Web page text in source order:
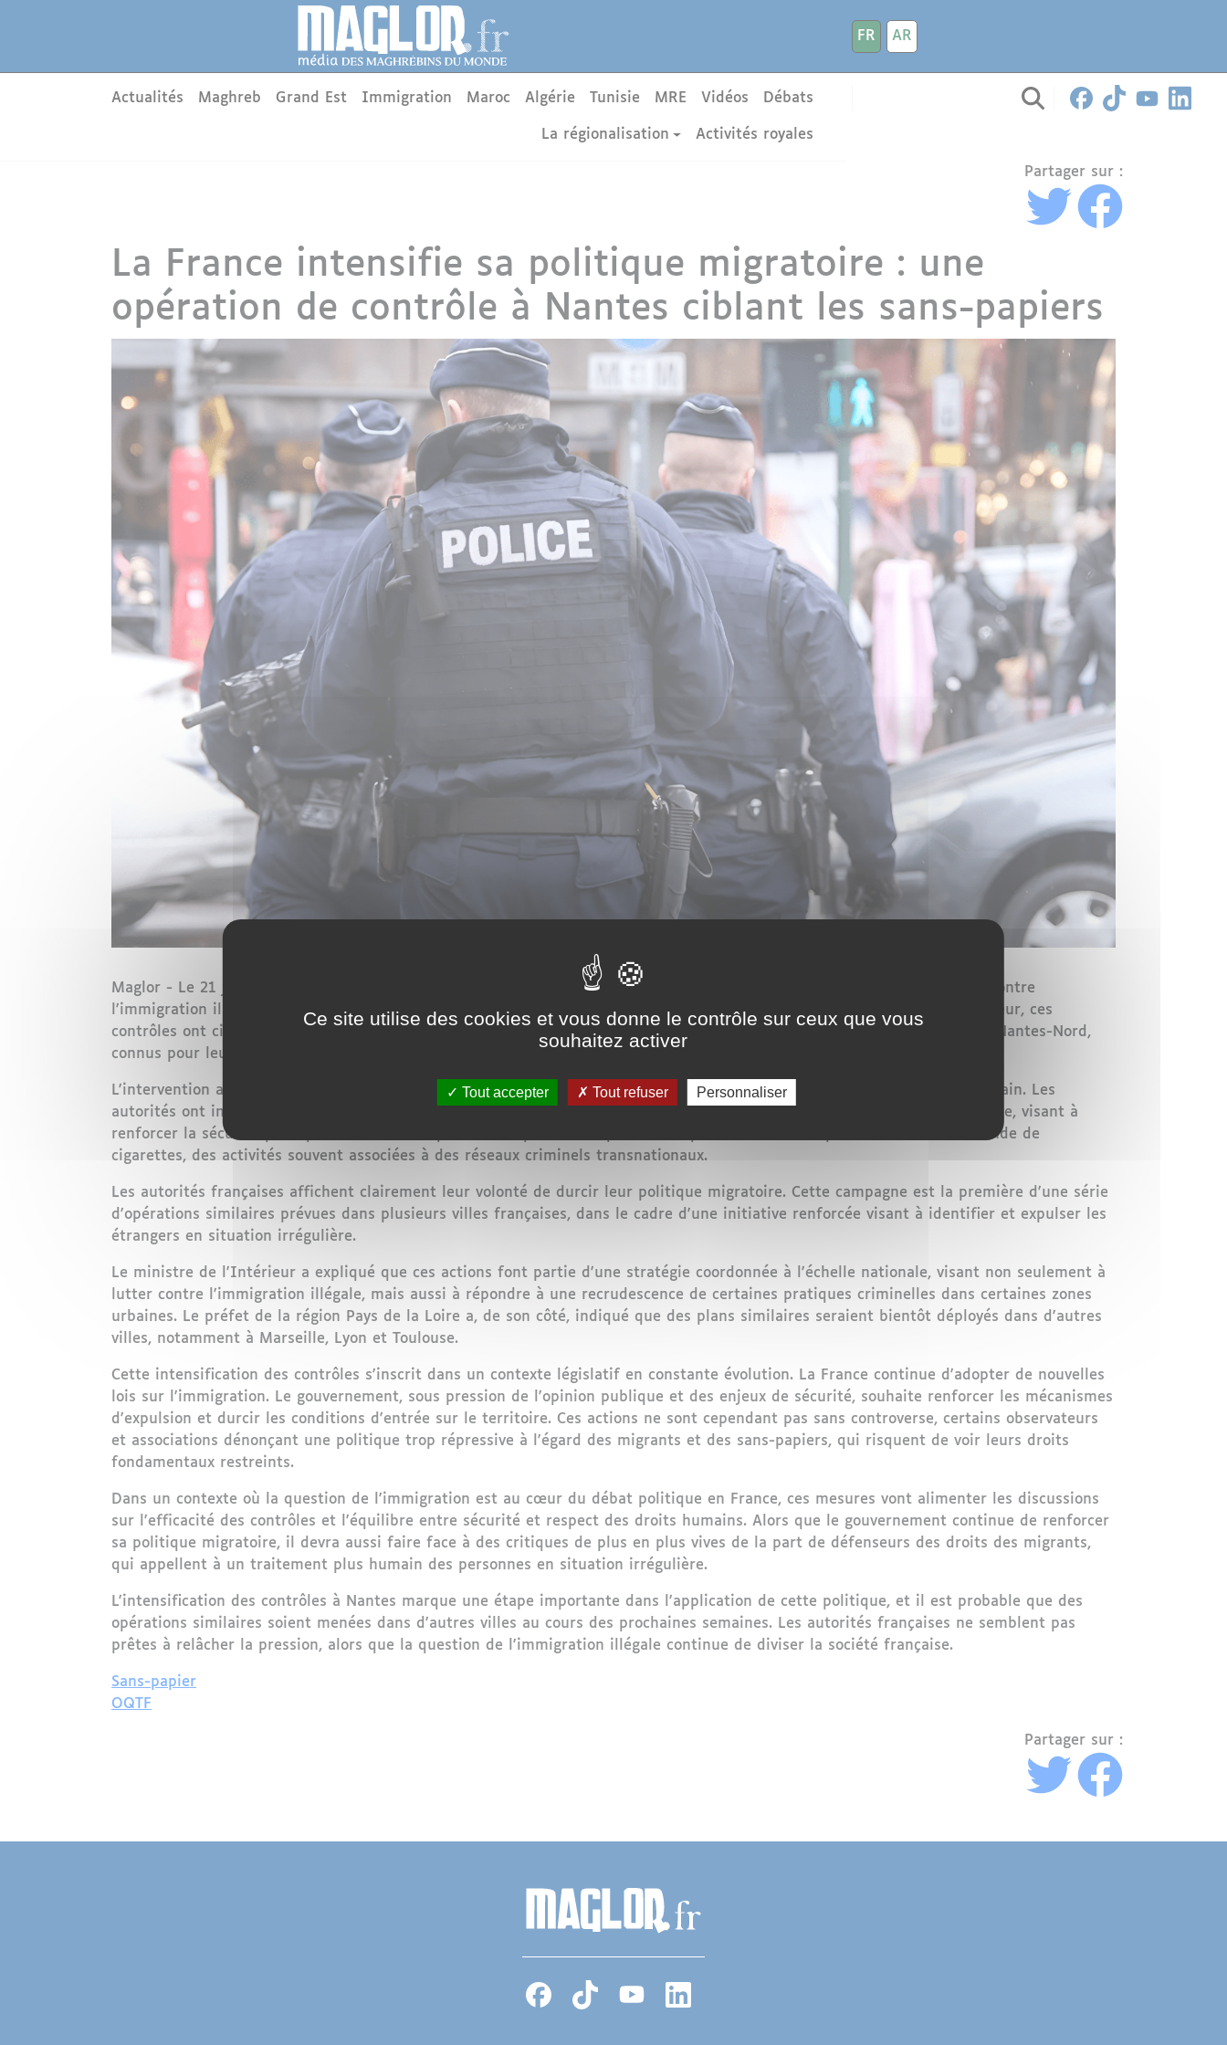
FR
AR
Main menu
Actualités Maghreb Grand Est Immigration Maroc Algérie Tunisie MRE Vidéos Débats
La régionalisation Activités royales
Partager sur :
La France intensifie sa politique migratoire : une
opération de contrôle à Nantes ciblant les sans-papiers
Maglor - Le 21 janvier 2025, les forces de l'ordre françaises ont lancé une opération de grande envergure visant à lutter contre
l'immigration illégale et les activités criminelles associées. Conformément à la stratégie nationale du ministère de l'Intérieur, ces
contrôles ont ciblé principalement la ville de Nantes, dans l'ouest du pays, notamment les quartiers du centre-ville et de Nantes-Nord,
connus pour leur sensibilité sociale et économique.
L'intervention a mobilisé des unités locales ainsi que la Compagnie Républicaine de Sécurité (CRS) 82, basée à Saint-Herblain. Les
autorités ont interpellé au total 26 personnes en situation irrégulière. Cette opération s'inscrit dans un dispositif plus large, visant à
renforcer la sécurité publique tout en s'attaquant à des problématiques telles que le trafic de stupéfiants et la contrebande de
cigarettes, des activités souvent associées à des réseaux criminels transnationaux.
Les autorités françaises affichent clairement leur volonté de durcir leur politique migratoire. Cette campagne est la première d'une série
d'opérations similaires prévues dans plusieurs villes françaises, dans le cadre d'une initiative renforcée visant à identifier et expulser les
étrangers en situation irrégulière.
Le ministre de l'Intérieur a expliqué que ces actions font partie d'une stratégie coordonnée à l'échelle nationale, visant non seulement à
lutter contre l'immigration illégale, mais aussi à répondre à une recrudescence de certaines pratiques criminelles dans certaines zones
urbaines. Le préfet de la région Pays de la Loire a, de son côté, indiqué que des plans similaires seraient bientôt déployés dans d'autres
villes, notamment à Marseille, Lyon et Toulouse.
Cette intensification des contrôles s'inscrit dans un contexte législatif en constante évolution. La France continue d'adopter de nouvelles
lois sur l'immigration. Le gouvernement, sous pression de l'opinion publique et des enjeux de sécurité, souhaite renforcer les mécanismes
d'expulsion et durcir les conditions d'entrée sur le territoire. Ces actions ne sont cependant pas sans controverse, certains observateurs
et associations dénonçant une politique trop répressive à l'égard des migrants et des sans-papiers, qui risquent de voir leurs droits
fondamentaux restreints.
Dans un contexte où la question de l'immigration est au cœur du débat politique en France, ces mesures vont alimenter les discussions
sur l'efficacité des contrôles et l'équilibre entre sécurité et respect des droits humains. Alors que le gouvernement continue de renforcer
sa politique migratoire, il devra aussi faire face à des critiques de plus en plus vives de la part de défenseurs des droits des migrants,
qui appellent à un traitement plus humain des personnes en situation irrégulière.
L'intensification des contrôles à Nantes marque une étape importante dans l'application de cette politique, et il est probable que des
opérations similaires soient menées dans d'autres villes au cours des prochaines semaines. Les autorités françaises ne semblent pas
prêtes à relâcher la pression, alors que la question de l'immigration illégale continue de diviser la société française.
Sans-papier
OQTF
Partager sur :
Ce site utilise des cookies et vous donne le contrôle sur ceux que vous
souhaitez activer
Tout accepter Tout refuser Personnaliser